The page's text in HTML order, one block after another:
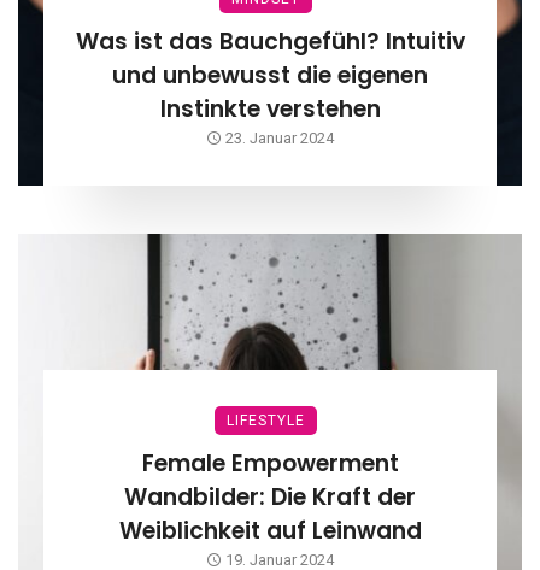
Was ist das Bauchgefühl? Intuitiv
und unbewusst die eigenen
Instinkte verstehen
23. Januar 2024
LIFESTYLE
Female Empowerment
Wandbilder: Die Kraft der
Weiblichkeit auf Leinwand
19. Januar 2024